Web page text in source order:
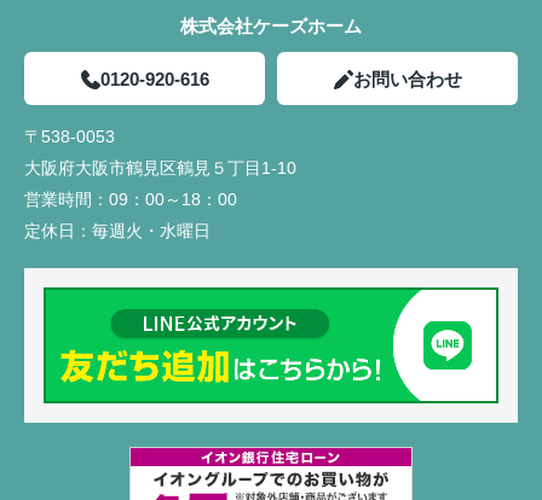
株式会社ケーズホーム
0120-920-616 お問い合わせ
〒538-0053
大阪府大阪市鶴見区鶴見５丁目1-10
営業時間： 09：00～18：00
定休日： 毎週火・水曜日